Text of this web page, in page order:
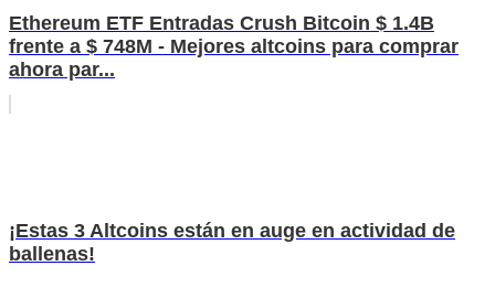
Ethereum ETF Entradas Crush Bitcoin $ 1.4B
frente a $ 748M - Mejores altcoins para comprar
ahora par...
¡Estas 3 Altcoins están en auge en actividad de
ballenas!